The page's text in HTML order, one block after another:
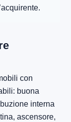
con
buona
interna
ascensore,